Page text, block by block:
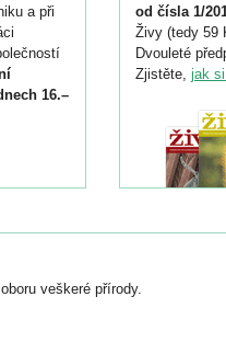
a při
16.–
od čísla 1/
Živy (tedy 59
Dvouleté
Zjistěte, jak
veškeré přírody.